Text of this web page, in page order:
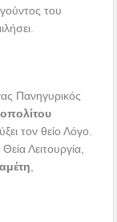
του
Πανηγυρικός
τον θείο Λόγο.
Λειτουργία,